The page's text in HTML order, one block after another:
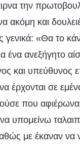
την
ακόμη και
γενικά: «Θα το
ένα ανεξήγητο
και υπεύθυνος
έρχονται σε
που
υπομείνω
με έκαναν